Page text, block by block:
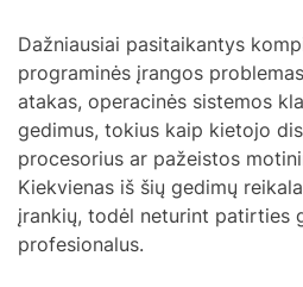
Dažniausiai pasitaikantys
programinės įrangos
atakas, operacinės sistemos
gedimus, tokius kaip kietojo
procesorius ar pažeistos
Kiekvienas iš šių gedimų
įrankių, todėl neturint patirties
profesionalus.